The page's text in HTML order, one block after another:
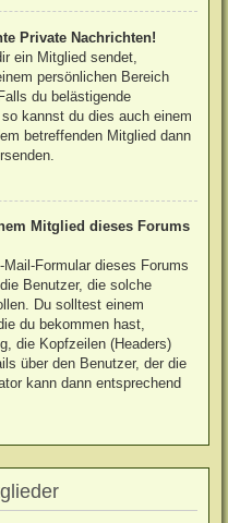
Private Nachrichten!
ein Mitglied sendet,
persönlichen Bereich
du belästigende
kannst du dies auch einem
betreffenden Mitglied dann
Mitglied dieses Forums
Formular dieses Forums
Benutzer, die solche
Du solltest einem
du bekommen hast,
die Kopfzeilen (Headers)
über den Benutzer, der die
kann dann entsprechend